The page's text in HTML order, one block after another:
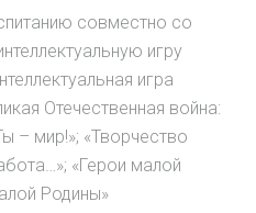
совместно со
игру
игра
Отечественная война:
– мир!»; «Творчество
«Герои малой
Родины»